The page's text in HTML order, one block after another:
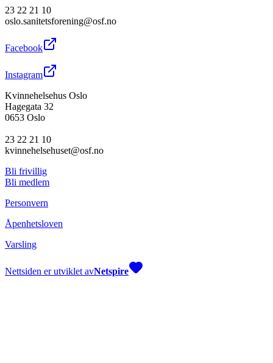
23 22 21 10
oslo.sanitetsforening@osf.no
Facebook
Instagram
Kvinnehelsehus Oslo
Hagegata 32
0653 Oslo
23 22 21 10
kvinnehelsehuset@osf.no
Bli frivillig
Bli medlem
Personvern
Åpenhetsloven
Varsling
Nettsiden er utviklet avNetspire